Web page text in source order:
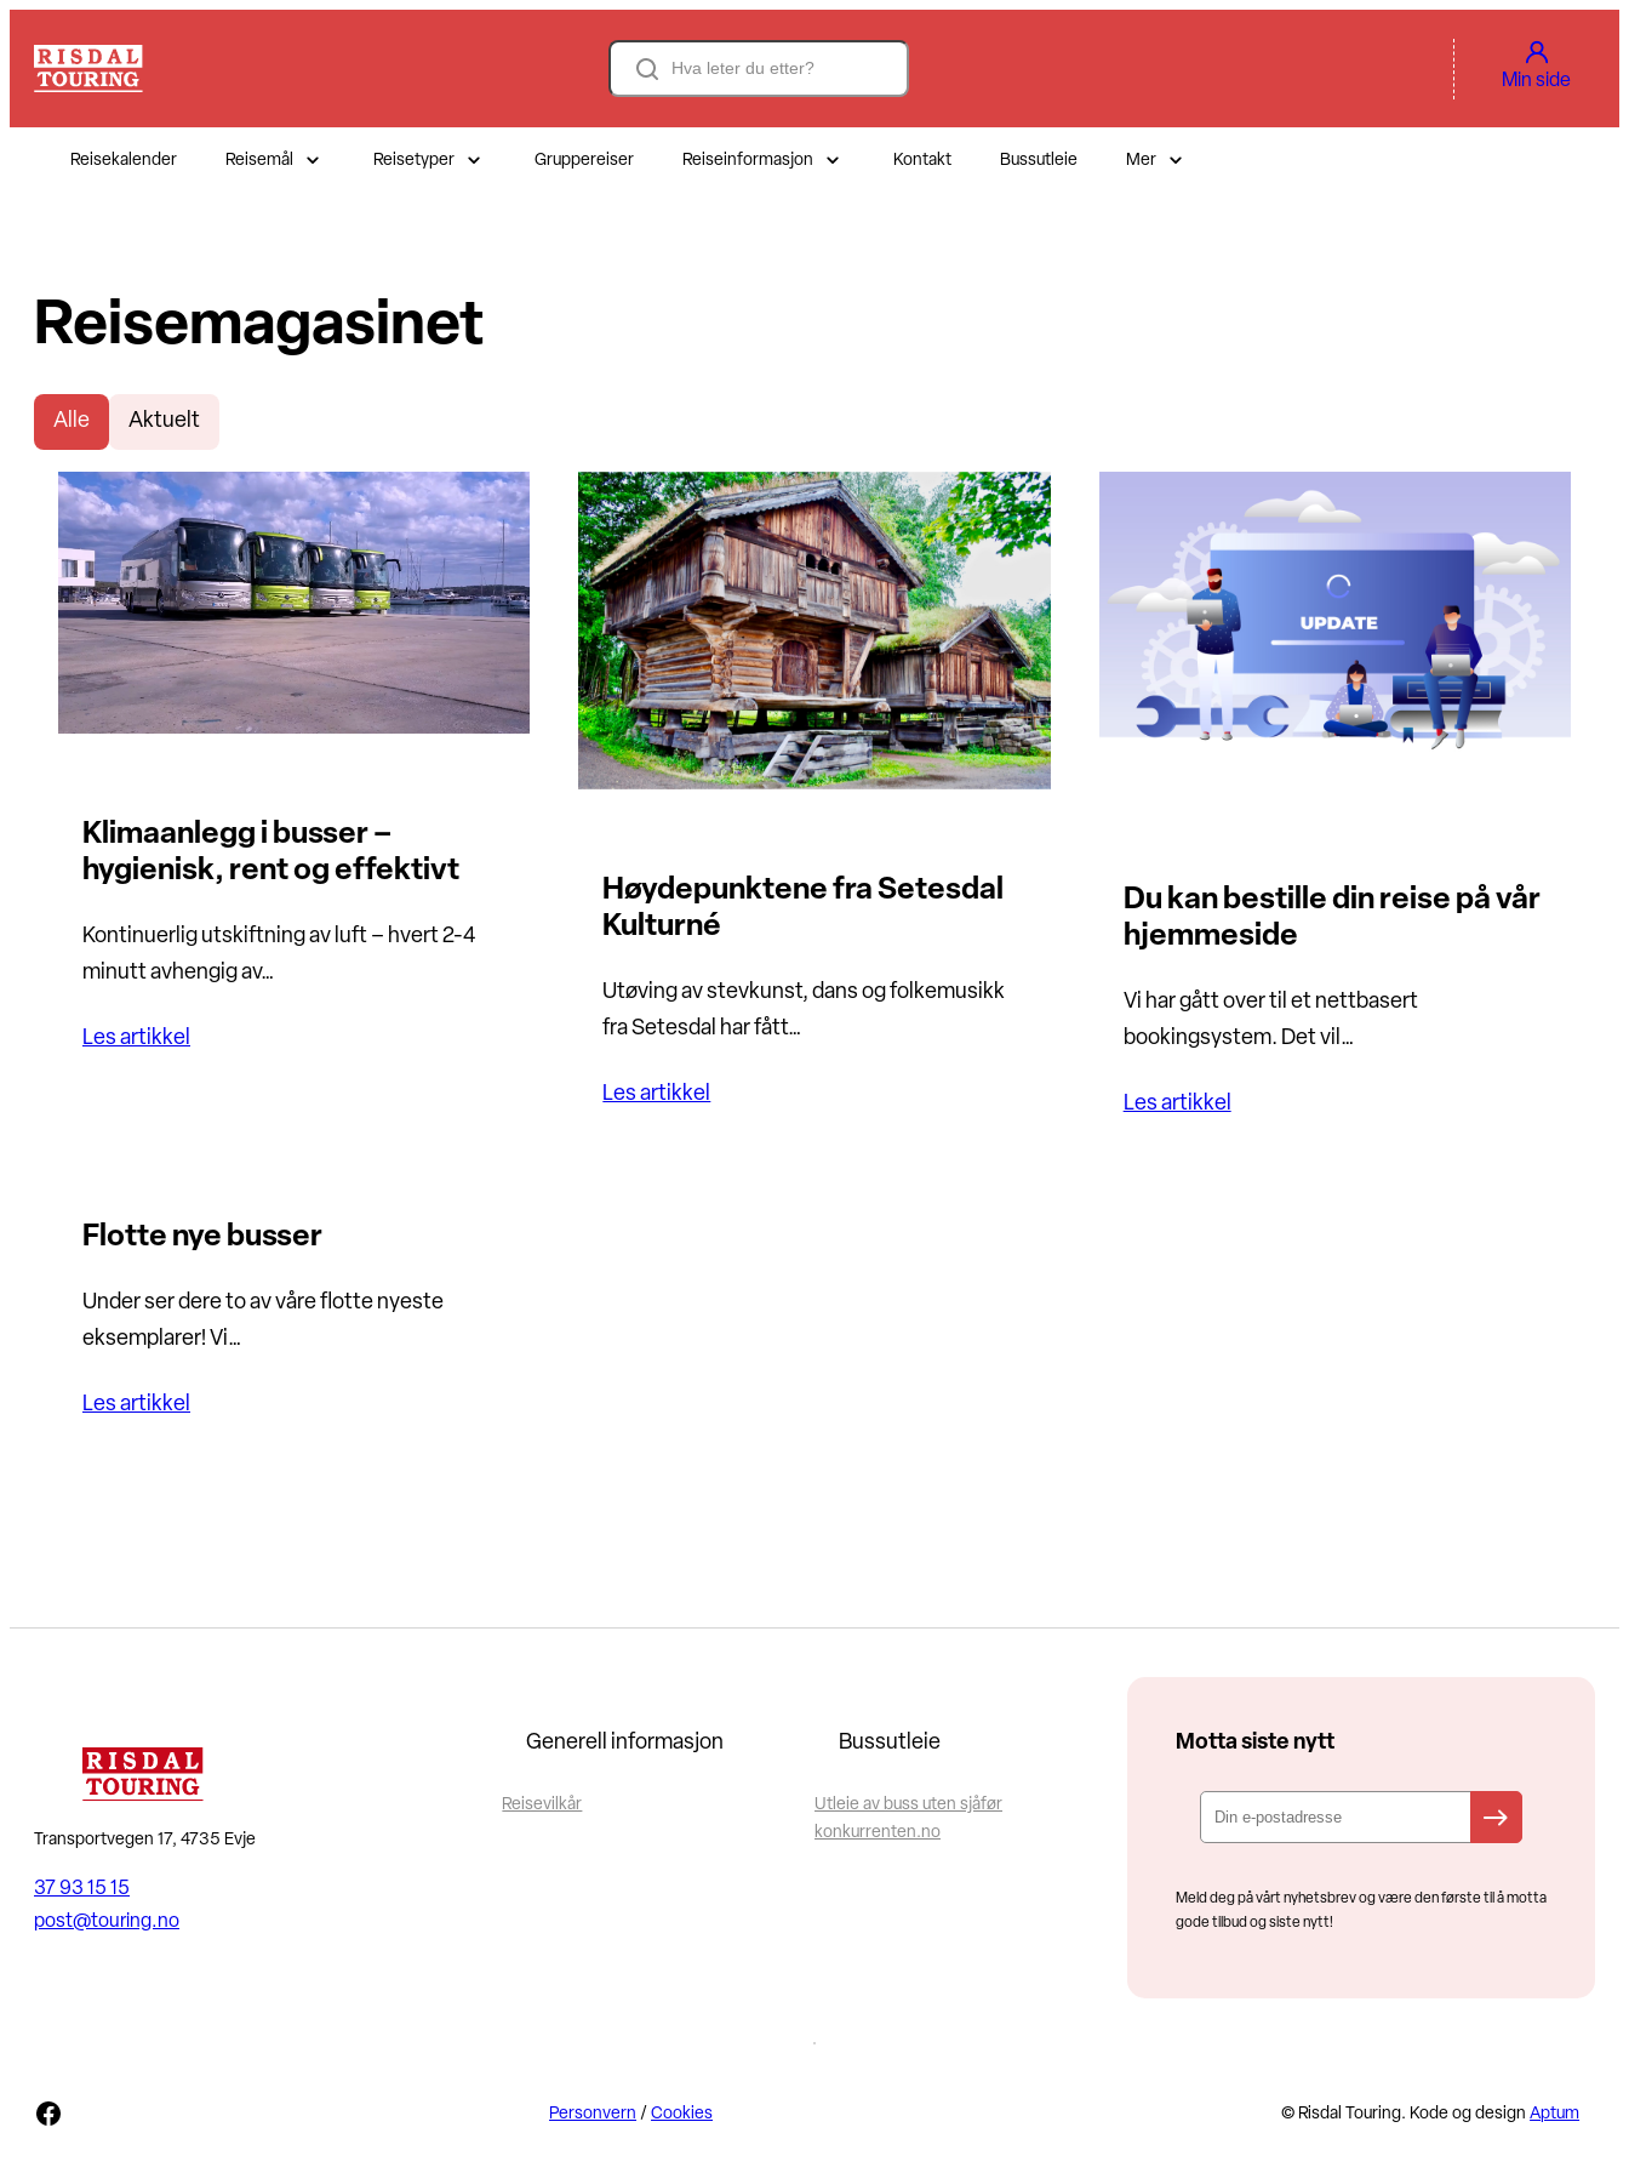
Search
Min side
Reisekalender Reisemål Reisetyper Gruppereiser Reiseinformasjon Kontakt Bussutleie Mer
Reisemagasinet
Alle Aktuelt
Klimaanlegg i busser –
hygienisk, rent og effektivt
Kontinuerlig utskiftning av luft – hvert 2-4
minutt avhengig av…
Les artikkel
Høydepunktene fra Setesdal
Kulturné
Utøving av stevkunst, dans og folkemusikk
fra Setesdal har fått…
Les artikkel
Du kan bestille din reise på vår
hjemmeside
Vi har gått over til et nettbasert
bookingsystem. Det vil…
Les artikkel
Flotte nye busser
Under ser dere to av våre flotte nyeste
eksemplarer! Vi…
Les artikkel
Transportvegen 17, 4735 Evje
37 93 15 15
post@touring.no
Generell informasjon
Reisevilkår
Bussutleie
Utleie av buss uten sjåfør
konkurrenten.no
Motta siste nytt
Meld deg på vårt nyhetsbrev og være den første til å motta
gode tilbud og siste nytt!
Facebook Personvern /Cookies © Risdal Touring. Kode og designAptum